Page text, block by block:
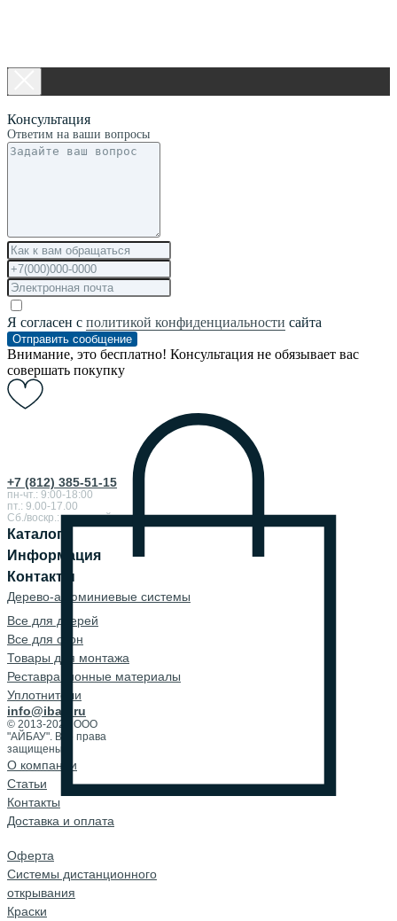
+7 (812) 385-51-15
пн-чт.: 9:00-18:00
пт.: 9.00-17.00
Сб./воскр.: выходной
Каталог
Информация
Контакты
Дерево-алюминиевые системы
Все для дверей
Все для окон
Товары для монтажа
Реставрационные материалы
Уплотнители
info@ibau.ru
© 2013-2026 ООО
"АЙБАУ". Все права
защищены.
О компании
Cтатьи
Контакты
Доставка и оплата
Оферта
Системы дистанционного
открывания
Краски
Консультация
Ответим на ваши вопросы
Я согласен с политикой конфиденциальности сайта
Отправить сообщение
Внимание, это бесплатно! Консультация не обязывает вас
совершать покупку